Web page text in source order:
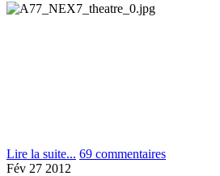
Lire la suite... 69 commentaires
Fév 27 2012